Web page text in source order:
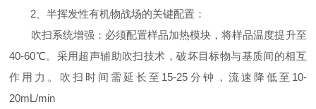
2、半挥发性有机物战场的关键配置：
吹扫系统增强：必须配置样品加热模块，将样品温度提升至
40-60℃。采用超声辅助吹扫技术，破坏目标物与基质间的相互
作用力。吹扫时间需延长至15-25分钟，流速降低至10-
20mL/min